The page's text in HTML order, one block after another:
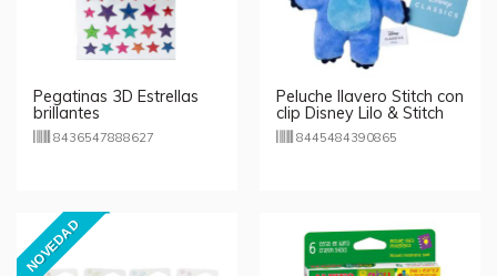
Pegatinas 3D Estrellas
brillantes
8436547888627
Peluche llavero Stitch con
clip Disney Lilo & Stitch
8445484390865
NOVEDAD